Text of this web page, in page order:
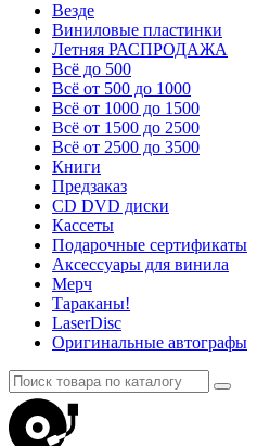
Везде
Виниловые пластинки
Летняя РАСПРОДАЖА
Всё до 500
Всё от 500 до 1000
Всё от 1000 до 1500
Всё от 1500 до 2500
Всё от 2500 до 3500
Книги
Предзаказ
CD DVD диски
Кассеты
Подарочные сертификаты
Аксессуары для винила
Мерч
Тараканы!
LaserDisc
Оригинальные автографы